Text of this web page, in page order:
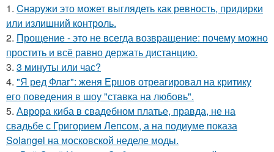
1. Cнаpужи это может выглядеть как ревность, придирки
или излишний контроль.
2. Прощение - это не всегда возвращение: почему можно
простить и всё равно держать дистанцию.
3. 3 минуты или час?
4. "Я ред Флаг": женя Ершов отреагировал на критику
его поведения в шоу "ставка на любовь".
5. Аврора киба в свадебном платье, правда, не на
свадьбе с Григорием Лепсом, а на подиуме показа
Solangel на московской неделе моды.